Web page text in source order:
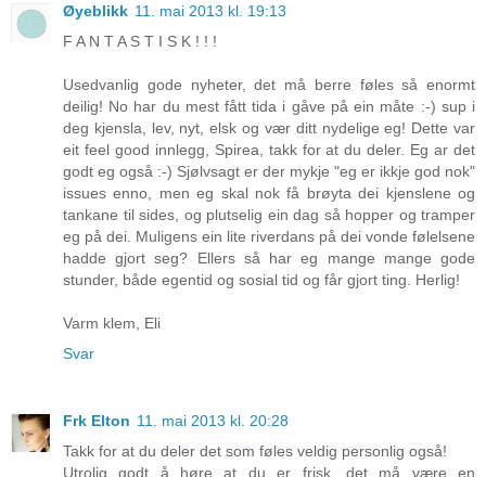
Øyeblikk 11. mai 2013 kl. 19:13
F A N T A S T I S K ! ! !
Usedvanlig gode nyheter, det må berre føles så enormt
deilig! No har du mest fått tida i gåve på ein måte :-) sup i
deg kjensla, lev, nyt, elsk og vær ditt nydelige eg! Dette var
eit feel good innlegg, Spirea, takk for at du deler. Eg ar det
godt eg også :-) Sjølvsagt er der mykje "eg er ikkje god nok"
issues enno, men eg skal nok få brøyta dei kjenslene og
tankane til sides, og plutselig ein dag så hopper og tramper
eg på dei. Muligens ein lite riverdans på dei vonde følelsene
hadde gjort seg? Ellers så har eg mange mange gode
stunder, både egentid og sosial tid og får gjort ting. Herlig!
Varm klem, Eli
Svar
Frk Elton 11. mai 2013 kl. 20:28
Takk for at du deler det som føles veldig personlig også!
Utrolig godt å høre at du er frisk, det må være en